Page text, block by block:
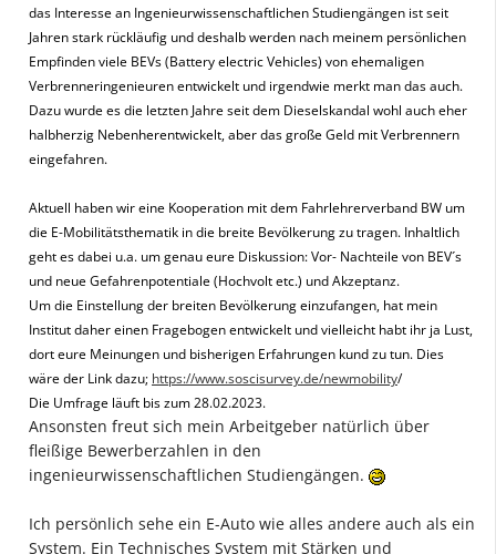
das Interesse an Ingenieurwissenschaftlichen Studiengängen ist seit
Jahren stark rückläufig und deshalb werden nach meinem persönlichen
Empfinden viele BEVs (Battery electric Vehicles) von ehemaligen
Verbrenneringenieuren entwickelt und irgendwie merkt man das auch.
Dazu wurde es die letzten Jahre seit dem Dieselskandal wohl auch eher
halbherzig Nebenherentwickelt, aber das große Geld mit Verbrennern
eingefahren.
Aktuell haben wir eine Kooperation mit dem Fahrlehrerverband BW um
die E-Mobilitätsthematik in die breite Bevölkerung zu tragen. Inhaltlich
geht es dabei u.a. um genau eure Diskussion: Vor- Nachteile von BEV´s
und neue Gefahrenpotentiale (Hochvolt etc.) und Akzeptanz.
Um die Einstellung der breiten Bevölkerung einzufangen, hat mein
Institut daher einen Fragebogen entwickelt und vielleicht habt ihr ja Lust,
dort eure Meinungen und bisherigen Erfahrungen kund zu tun. Dies
wäre der Link dazu; https://www.soscisurvey.de/newmobility/
Die Umfrage läuft bis zum 28.02.2023.
Ansonsten freut sich mein Arbeitgeber natürlich über
fleißige Bewerberzahlen in den
ingenieurwissenschaftlichen Studiengängen.
Ich persönlich sehe ein E-Auto wie alles andere auch als ein
System. Ein Technisches System mit Stärken und